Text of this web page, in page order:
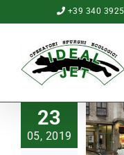
al
contenuto
+39 340
23
05, 2019